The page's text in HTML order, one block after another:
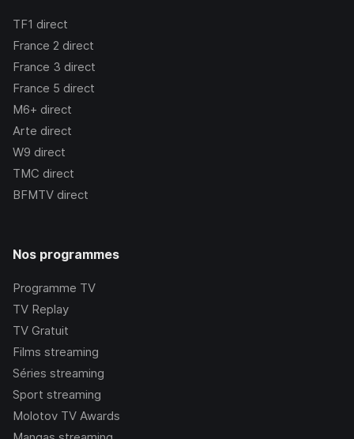
TF1 direct
France 2 direct
France 3 direct
France 5 direct
M6+ direct
Arte direct
W9 direct
TMC direct
BFMTV direct
Nos programmes
Programme TV
TV Replay
TV Gratuit
Films streaming
Séries streaming
Sport streaming
Molotov TV Awards